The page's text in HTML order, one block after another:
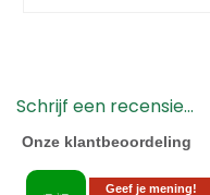
Schrijf een recensie...